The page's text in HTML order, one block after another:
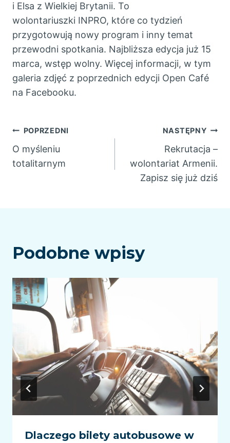
i Elsa z Wielkiej Brytanii. To
wolontariuszki INPRO, które co tydzień
przygotowują nowy program i inny temat
przewodni spotkania. Najbliższa edycja już 15
marca, wstęp wolny. Więcej informacji, w tym
galeria zdjęć z poprzednich edycji Open Café
na Facebooku.
Nawigacja
wpisu
POPRZEDNI
O myśleniu
totalitarnym
NASTĘPNY
Rekrutacja –
wolontariat Armenii.
Zapisz się już dziś
Podobne wpisy
Dlaczego bilety autobusowe w